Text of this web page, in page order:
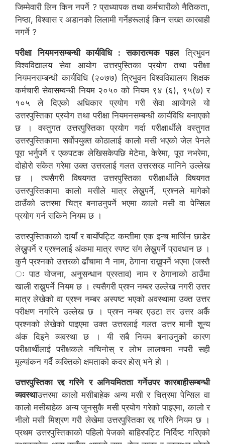
जिम्मेवारी लिन किन नपर्ने ? प्राध्यापक तथा कर्मचारीको नैतिकता,
निष्ठा, विश्वास र अडानको लिलामी गर्नेहरूलाई किन सख्त कारबाही
नगर्ने ?
परीक्षा नियमनसम्बन्धी कार्यविधि : सकारात्मक पहलत्रिभुवन
विश्वविद्यालय सेवा आयोग उत्तरपुस्तिका प्रयोग तथा परीक्षा
नियमनसम्बन्धी कार्यविधि (२०७७) त्रिभुवन विश्वविद्यालय शिक्षक
कर्मचारी सेवासम्वन्धी नियम २०५० को नियम ९४ (६), ९५(७) र
१०५ ले दिएको अधिकार प्रयोग गरी सेवा आयोगले यो
उत्तरपुस्तिका प्रयोग तथा परीक्षा नियमनसम्बन्धी कार्यविधि बनाएको
छ । वस्तुगत उत्तरपुस्तिका प्रयोग गर्दा परीक्षार्थीले वस्तुगत
उत्तरपुस्तिकामा सर्वोपयुक्त कोठालाई कालो मसी भएको जेल पेनले
पूरा भर्नुपर्ने र एकपटक लेखिसकेपछि मेटेमा, केरेमा, पूरा नभरेमा,
दोहोरो संकेत गरेमा उक्त उत्तरलाई गलत उत्तरसरह मानिने उल्लेख
छ । त्यसैगरी विषयगत उत्तरपुस्तिका परीक्षार्थीले विषयगत
उत्तरपुस्तिकामा कालो मसीले मात्र लेख्नुपर्ने, प्रश्नले मागेको
ठाउँको उत्तरमा चित्र बनाउनुपर्ने भएमा कालो मसी वा पेन्सिल
प्रयोग गर्न सकिने नियम छ ।
उत्तरपुस्तिकाको दायाँ र बायाँपट्टि कम्तीमा एक इन्च मार्जिन छाडेर
लेख्नुपर्ने र प्रश्नलाई अंकमा मात्र स्पष्ट संग लेख्नुपर्ने प्रावधान छ ।
कुनै प्रश्नको उत्तरको ढाँचामा नै नाम, ठेगाना राख्नुपर्ने भएमा (जस्तै
ः पाठ योजना, अनुसन्धान प्रस्ताव) नाम र ठेगानाको ठाउँमा
खाली राख्नुपर्ने नियम छ । त्यसैगरी प्रश्न नम्बर उल्लेख नगरी उत्तर
मात्र लेखेको वा प्रश्न नम्बर अस्पष्ट भएको अवस्थामा उक्त उत्तर
परीक्षण नगरिने उल्लेख छ । प्रश्न नम्बर एउटा तर उत्तर अर्कै
प्रश्नको लेखेको पाइएमा उक्त उत्तरलाई गलत उत्तर मानी शून्य
अंक दिइने व्यवस्था छ । यी सबै नियम बनाउनुको कारण
परीक्षार्थीलाई परीक्षकले नचिनोस् र लोभ लालचमा नपरी सही
मूल्यांकन गर्दै व्यक्तिको क्षमताको कदर होस् भने हो ।
उत्तरपुस्तिका रद्द गरिने र अनियमितता गर्नेउपर कारबाहीसम्बन्धी
व्यवस्थाउत्तरमा कालो मसीबाहेक अन्य मसी र चित्रमा पेन्सिल वा
कालो मसीबाहेक अन्य जुनसुकै मसी प्रयोग गरेको पाइएमा, कालो र
नीलो मसी मिश्रण गरी लेखेमा उत्तरपुस्तिका रद्द गरिने नियम छ ।
प्रथम उत्तरपुस्तिकाको पहिलो पेजको बाहिरपट्टि निर्दिष्ट गरिएको